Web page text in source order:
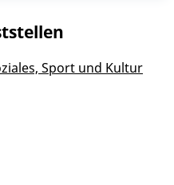
Sport und Kultur